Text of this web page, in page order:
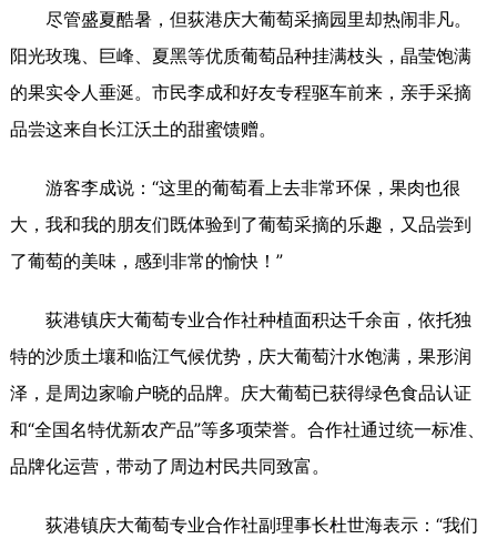
尽管盛夏酷暑，但荻港庆大葡萄采摘园里却热闹非凡。
阳光玫瑰、巨峰、夏黑等优质葡萄品种挂满枝头，晶莹饱满
的果实令人垂涎。市民李成和好友专程驱车前来，亲手采摘
品尝这来自长江沃土的甜蜜馈赠。
游客李成说：“这里的葡萄看上去非常环保，果肉也很
大，我和我的朋友们既体验到了葡萄采摘的乐趣，又品尝到
了葡萄的美味，感到非常的愉快！”
荻港镇庆大葡萄专业合作社种植面积达千余亩，依托独
特的沙质土壤和临江气候优势，庆大葡萄汁水饱满，果形润
泽，是周边家喻户晓的品牌。庆大葡萄已获得绿色食品认证
和“全国名特优新农产品”等多项荣誉。合作社通过统一标准、
品牌化运营，带动了周边村民共同致富。
荻港镇庆大葡萄专业合作社副理事长杜世海表示：“我们